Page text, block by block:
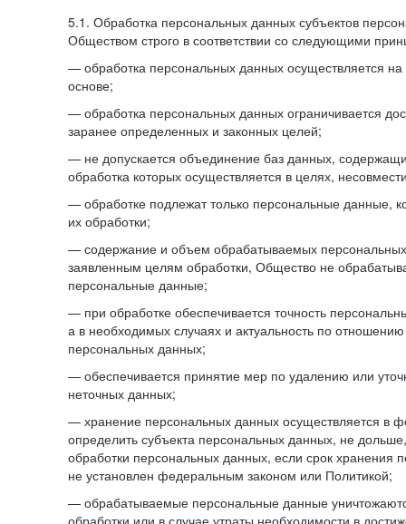
5.1. Обработка персональных данных субъектов
Обществом строго в соответствии со следующими
— обработка персональных данных осуществляется на
основе;
— обработка персональных данных ограничивается
заранее определенных и законных целей;
— не допускается объединение баз данных,
обработка которых осуществляется в целях,
— обработке подлежат только персональные данные,
их обработки;
— содержание и объем обрабатываемых персональных
заявленным целям обработки, Общество не
персональные данные;
— при обработке обеспечивается точность
а в необходимых случаях и актуальность по
персональных данных;
— обеспечивается принятие мер по удалению или
неточных данных;
— хранение персональных данных осуществляется в
определить субъекта персональных данных, не
обработки персональных данных, если срок хранения
не установлен федеральным законом или Политикой;
— обрабатываемые персональные данные
обработки или в случае утраты необходимости в